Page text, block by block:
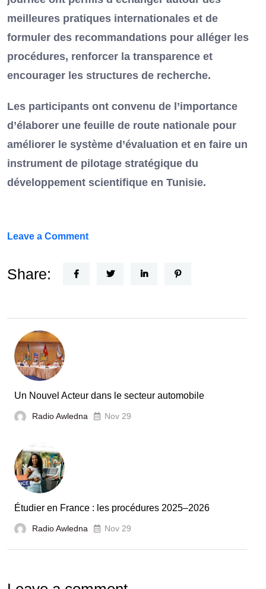
meilleures pratiques internationales et de
formuler des recommandations pour alléger les
procédures, renforcer la transparence et
encourager les structures de recherche.
Les participants ont convenu de l’importance
d’élaborer une feuille de route nationale pour
améliorer le système d’évaluation et en faire un
instrument de pilotage stratégique du
développement scientifique en Tunisie.
Leave a Commenton
Horizon
la
France
et
écoles
Share:
Un Nouvel Acteur dans le secteur automobile
Radio Awledna Nov 29
Étudier en France : les procédures 2025–2026
Radio Awledna Nov 29